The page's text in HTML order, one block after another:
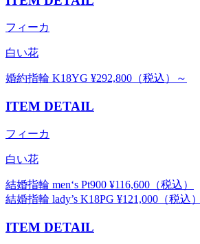
フィーカ
白い花
婚約指輪 K18YG ¥292,800（税込）～
ITEM DETAIL
フィーカ
白い花
結婚指輪 men‘s Pt900 ¥116,600（税込）
結婚指輪 lady’s K18PG ¥121,000（税込）
ITEM DETAIL